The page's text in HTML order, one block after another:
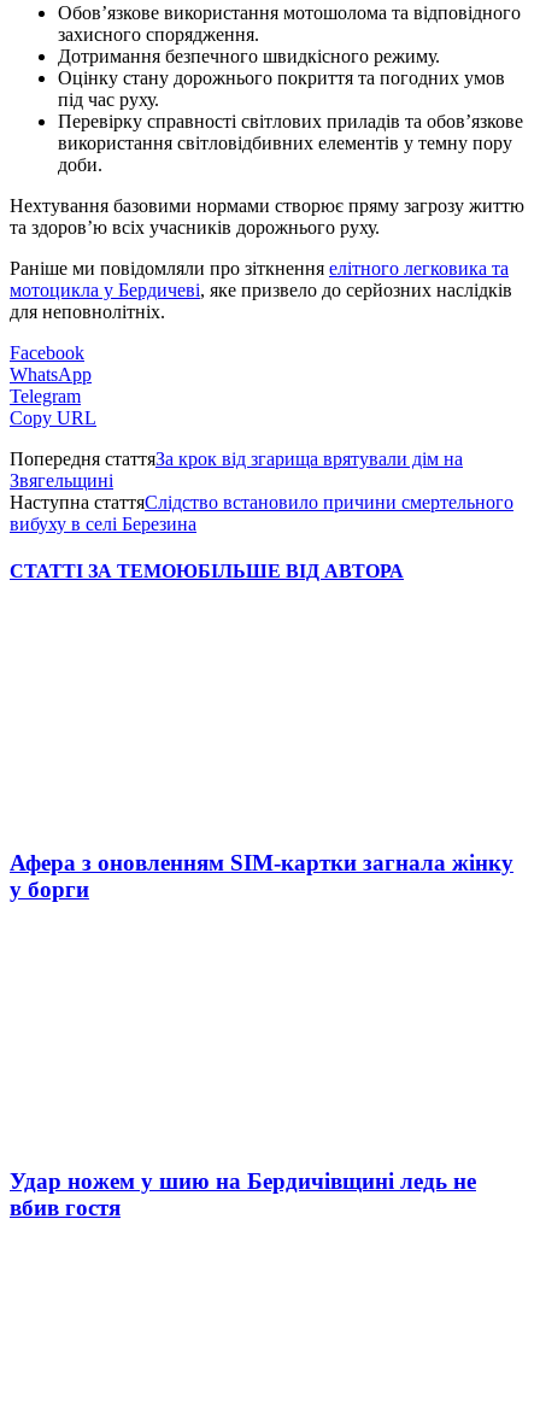
Обов’язкове використання мотошолома та відповідного
захисного спорядження.
Дотримання безпечного швидкісного режиму.
Оцінку стану дорожнього покриття та погодних умов
під час руху.
Перевірку справності світлових приладів та обов’язкове
використання світловідбивних елементів у темну пору
доби.
Нехтування базовими нормами створює пряму загрозу життю
та здоров’ю всіх учасників дорожнього руху.
Раніше ми повідомляли про зіткнення елітного легковика та
мотоцикла у Бердичеві, яке призвело до серйозних наслідків
для неповнолітніх.
Facebook
WhatsApp
Telegram
Copy URL
Попередня статтяЗа крок від згарища врятували дім на
Звягельщині
Наступна статтяСлідство встановило причини смертельного
вибуху в селі Березина
СТАТТІ ЗА ТЕМОЮБІЛЬШЕ ВІД АВТОРА
Афера з оновленням SIM-картки загнала жінку
у борги
Удар ножем у шию на Бердичівщині ледь не
вбив гостя